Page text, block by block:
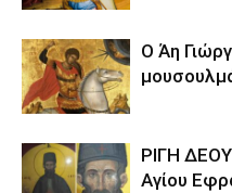
Ο Άη
ΡΙΓΗ
Αγίου